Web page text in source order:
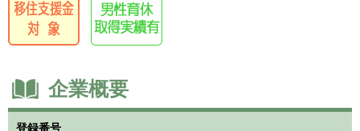
企業概要
登録番号